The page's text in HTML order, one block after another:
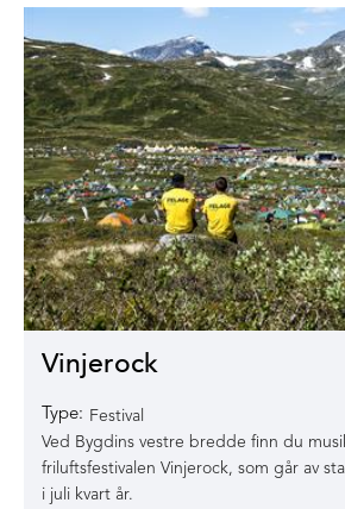
Vinjerock
Type: Festival
Ved Bygdins vestre bredde finn du
friluftsfestivalen Vinjerock, som går av
i juli kvart år.